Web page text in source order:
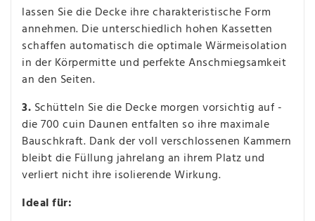
lassen Sie die Decke ihre charakteristische Form
annehmen. Die unterschiedlich hohen Kassetten
schaffen automatisch die optimale Wärmeisolation
in der Körpermitte und perfekte Anschmiegsamkeit
an den Seiten.
3. Schütteln Sie die Decke morgen vorsichtig auf -
die 700 cuin Daunen entfalten so ihre maximale
Bauschkraft. Dank der voll verschlossenen Kammern
bleibt die Füllung jahrelang an ihrem Platz und
verliert nicht ihre isolierende Wirkung.
Ideal für: